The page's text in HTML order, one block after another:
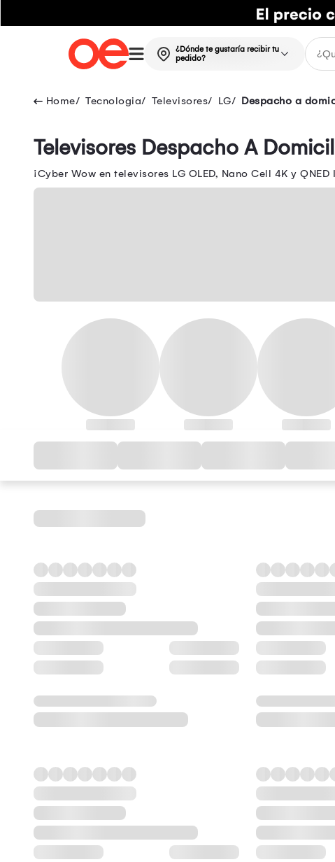
¿Dónde te gustaría recibir tu
pedido?
Tecnologia Televisores LG Despacho a
Televisores Despacho A
¡Cyber Wow en televisores LG OLED, Nano Cell 4K y